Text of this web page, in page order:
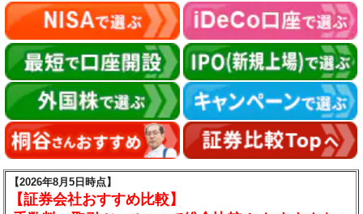
【2026年8月5日時点】
【証券会社おすすめ比較】